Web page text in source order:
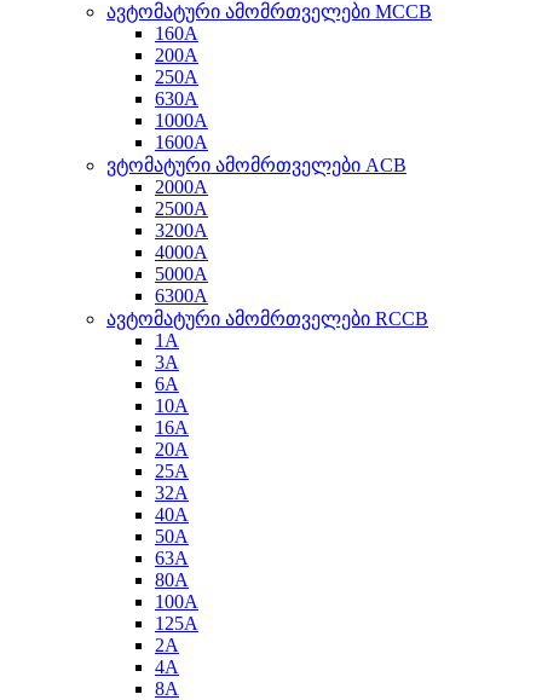
ავტომატური ამომრთველები MCCB
160A
200A
250A
630A
1000A
1600A
ვტომატური ამომრთველები ACB
2000A
2500A
3200A
4000A
5000A
6300A
ავტომატური ამომრთველები RCCB
1A
3A
6A
10A
16A
20A
25A
32A
40A
50A
63A
80A
100A
125A
2A
4A
8A